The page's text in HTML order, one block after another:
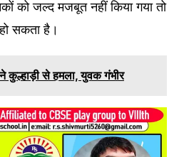
को जल्द मजबूत नहीं किया गया तो
सकता है।
कुल्हाड़ी से हमला, युवक गंभीर